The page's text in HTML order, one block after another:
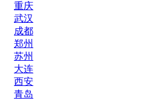
重庆
武汉
成都
郑州
苏州
大连
西安
青岛